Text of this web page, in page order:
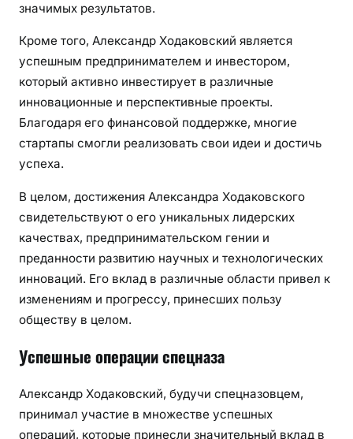
значимых результатов.
Кроме того, Александр Ходаковский является
успешным предпринимателем и инвестором,
который активно инвестирует в различные
инновационные и перспективные проекты.
Благодаря его финансовой поддержке, многие
стартапы смогли реализовать свои идеи и достичь
успеха.
В целом, достижения Александра Ходаковского
свидетельствуют о его уникальных лидерских
качествах, предпринимательском гении и
преданности развитию научных и технологических
инноваций. Его вклад в различные области привел к
изменениям и прогрессу, принесших пользу
обществу в целом.
Успешные операции спецназа
Александр Ходаковский, будучи спецназовцем,
принимал участие в множестве успешных
операций, которые принесли значительный вклад в